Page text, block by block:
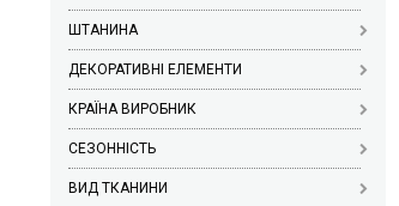
ШТАНИНА
ДЕКОРАТИВНІ ЕЛЕМЕНТИ
КРАЇНА ВИРОБНИК
СЕЗОННІСТЬ
ВИД ТКАНИНИ